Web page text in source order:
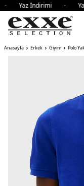
Yaz İndirimi -
Anasayfa Erkek Giyim Polo